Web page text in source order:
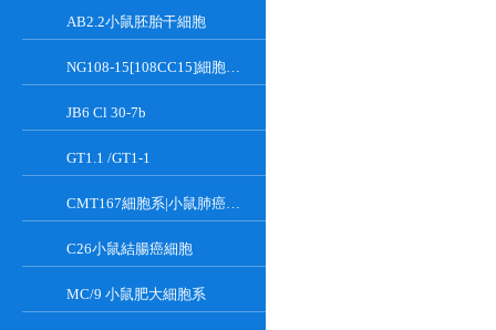
AB2.2小鼠胚胎干細胞
NG108-15[108CC15]細胞系|小鼠神經母瘤與大鼠膠質瘤之融合細胞
JB6 Cl 30-7b
GT1.1 /GT1-1
CMT167細胞系|小鼠肺癌細胞
C26小鼠結腸癌細胞
MC/9 小鼠肥大細胞系